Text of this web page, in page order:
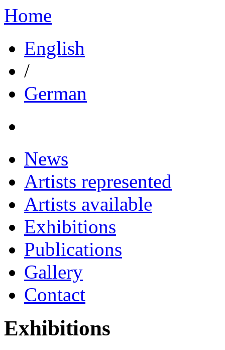
Home
English
/
German
News
Artists represented
Artists available
Exhibitions
Publications
Gallery
Contact
Exhibitions